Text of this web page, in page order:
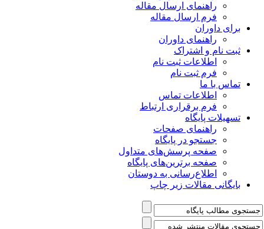
راهنمای ارسال مقاله
فرم ارسال مقاله
برای داوران
راهنمای داوران
ثبت نام و اشتراک
اطلاعات ثبت نام
فرم ثبت نام
تماس با ما
اطلاعات تماس
فرم برقراری ارتباط
تسهیلات پایگاه
راهنمای صفحات
جستجو در پایگاه
صفحه پرسش‌های متداول
صفحه برترین‌های پایگاه
اطلاع‌رسانی به دوستان
بایگانی مقالات زیر چاپ